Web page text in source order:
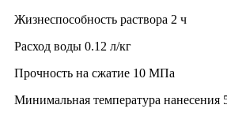
Жизнеспособность раствора 2 ч
Расход воды 0.12 л/кг
Прочность на сжатие 10 МПа
Минимальная температура нанесения